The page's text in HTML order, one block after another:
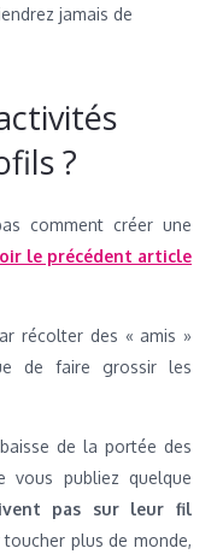
jamais de
?
comment créer une
le précédent article
récolter des « amis »
de faire grossir les
de la portée des
vous publiez quelque
pas sur leur fil
plus de monde,